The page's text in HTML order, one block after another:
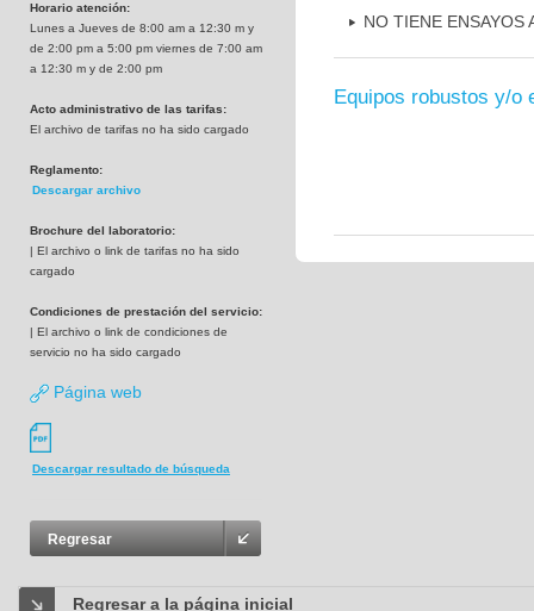
Horario atención:
Lunes a Jueves de 8:00 am a 12:30 m y
de 2:00 pm a 5:00 pm viernes de 7:00 am
a 12:30 m y de 2:00 pm
Acto administrativo de las tarifas:
El archivo de tarifas no ha sido cargado
Reglamento:
Descargar archivo
Brochure del laboratorio:
| El archivo o link de tarifas no ha sido
cargado
Condiciones de prestación del servicio:
| El archivo o link de condiciones de
servicio no ha sido cargado
Página web
Descargar resultado de búsqueda
Regresar
NO TIENE ENSAYOS
Equipos robustos y/o
Regresar a la página inicial